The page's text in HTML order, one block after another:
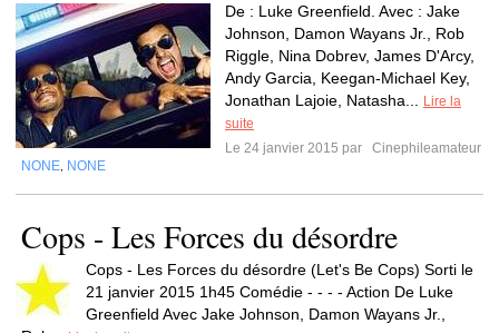
De : Luke Greenfield. Avec : Jake
Johnson, Damon Wayans Jr., Rob
Riggle, Nina Dobrev, James D'Arcy,
Andy Garcia, Keegan-Michael Key,
Jonathan Lajoie, Natasha...
Lire la
suite
Le 24 janvier 2015 par
Cinephileamateur
NONE NONE
Cops - Les Forces du désordre
Cops - Les Forces du désordre (Let's Be Cops) Sorti le
21 janvier 2015 1h45 Comédie - - - - Action De Luke
Greenfield Avec Jake Johnson, Damon Wayans Jr.,